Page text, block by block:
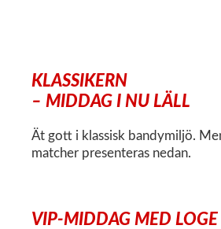
KLASSIKERN
– MIDDAG I NU LÄLL
Ät gott i klassisk bandymiljö.
matcher presenteras nedan.
VIP-MIDDAG MED LOGE